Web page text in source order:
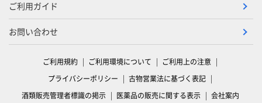
ご利用ガイド
お問い合わせ
ご利用規約 ご利用環境について
ご利用上の注意
プライバシーポリシー
古物営業法に基づく表記
酒類販売管理者標識の掲示
医薬品の販売に関する表示 会社案内